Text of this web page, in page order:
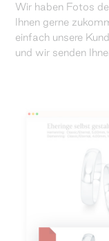
Wir haben Fotos
Ihnen gerne
einfach unsere
und wir senden